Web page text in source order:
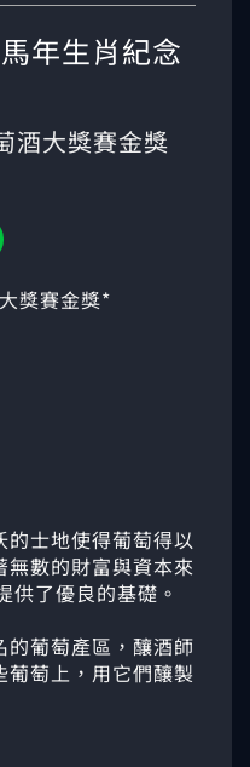
年生肖紀念
酒大獎賽金獎
獎賽金獎*
士地使得葡萄得以
無數的財富與資本來
了優良的基礎。
的葡萄產區，釀酒師
萄上，用它們釀製